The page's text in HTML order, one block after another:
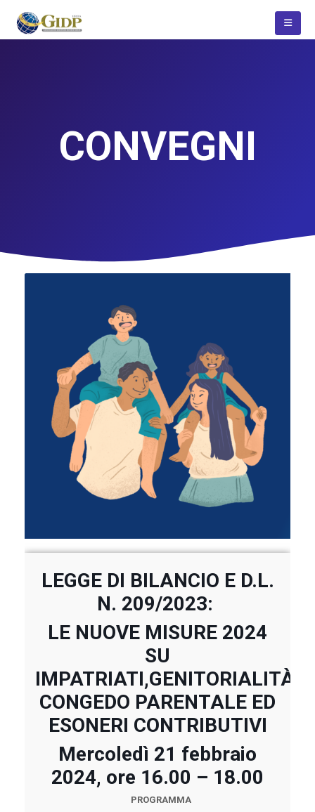
CONVEGNI
LEGGE DI BILANCIO E D.L.
N. 209/2023:
LE NUOVE MISURE 2024
SU
IMPATRIATI,GENITORIALITÀ,
CONGEDO PARENTALE ED
ESONERI CONTRIBUTIVI
Mercoledì 21 febbraio
2024, ore 16.00 – 18.00
PROGRAMMA